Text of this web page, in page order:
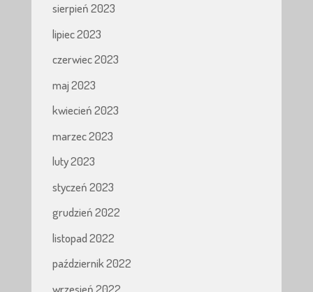
sierpień 2023
lipiec 2023
czerwiec 2023
maj 2023
kwiecień 2023
marzec 2023
luty 2023
styczeń 2023
grudzień 2022
listopad 2022
październik 2022
wrzesień 2022